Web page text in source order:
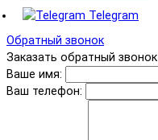
Telegram
Обратный звонок
Заказать обратный звонок
Ваше имя:
Ваш телефон: